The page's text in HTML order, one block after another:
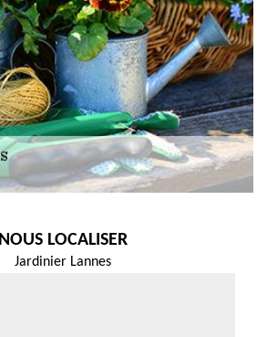
NOUS LOCALISER
Jardinier Lannes